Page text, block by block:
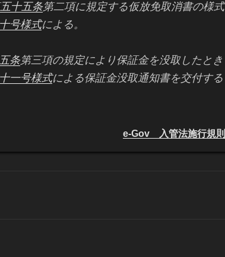
十五条第二項に規定する仮放免取消書の様式
号様式による。
条第三項の規定により保証金を没取したとき
一号様式による保証金没取通知書を交付する
e-Gov 入管法施行規則